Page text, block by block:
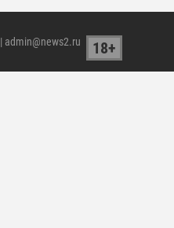
| admin@news2.ru 18+